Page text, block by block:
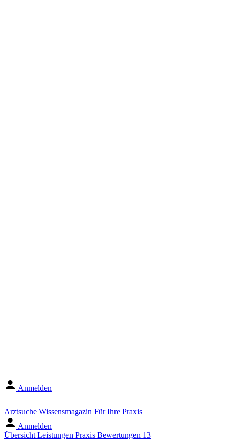
Anmelden
Arztsuche Wissensmagazin Für Ihre Praxis
Anmelden
Übersicht Leistungen Praxis Bewertungen 13